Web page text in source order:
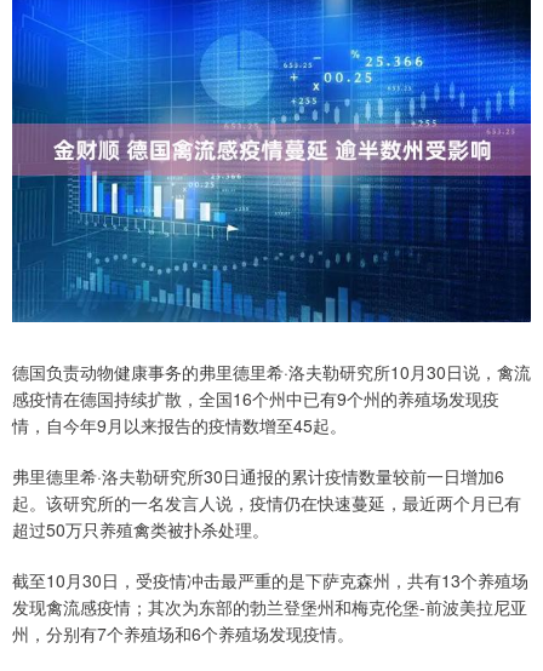
德国负责动物健康事务的弗里德里希·洛夫勒研究所10月30日说，禽流
感疫情在德国持续扩散，全国16个州中已有9个州的养殖场发现疫
情，自今年9月以来报告的疫情数增至45起。
弗里德里希·洛夫勒研究所30日通报的累计疫情数量较前一日增加6
起。该研究所的一名发言人说，疫情仍在快速蔓延，最近两个月已有
超过50万只养殖禽类被扑杀处理。
截至10月30日，受疫情冲击最严重的是下萨克森州，共有13个养殖场
发现禽流感疫情；其次为东部的勃兰登堡州和梅克伦堡-前波美拉尼亚
州，分别有7个养殖场和6个养殖场发现疫情。